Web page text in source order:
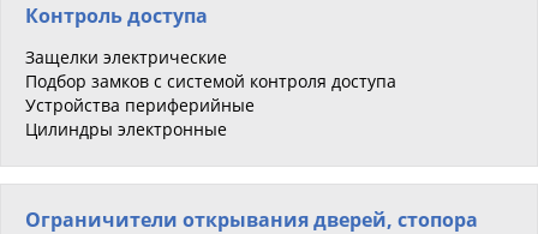
Контроль доступа
Защелки электрические
Подбор замков с системой контроля доступа
Устройства периферийные
Цилиндры электронные
Ограничители открывания дверей, стопора